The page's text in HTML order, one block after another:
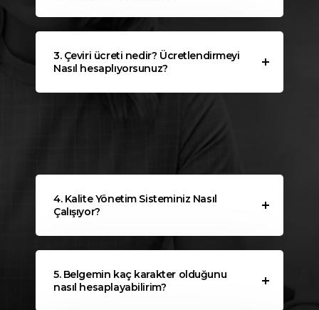
3. Çeviri ücreti nedir? Ücretlendirmeyi
Nasıl hesaplıyorsunuz?
4. Kalite Yönetim Sisteminiz Nasıl
Çalışıyor?
5. Belgemin kaç karakter olduğunu
nasıl hesaplayabilirim?